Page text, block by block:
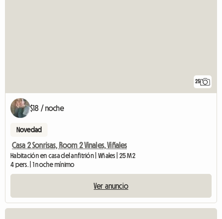
25
$18 / noche
Novedad
Casa 2 Sonrisas, Room 2 Vinales, Viñales
Habitación en casa del anfitrión | Viñales | 25 M2
4 pers. | 1 noche mínimo
Ver anuncio